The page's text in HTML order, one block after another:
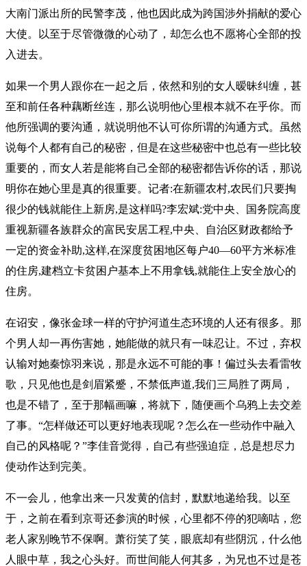
大南门派出所的民警李茂，他也因此成为跨国涉外捐献的爱心
大使。以至于尽管微微的心动了，却怎么也不愿将心全部的投
入进去。
如果一个男人跟你在一起之后，依然和别的女人暧昧纠缠，甚
至和前任各种藕断丝连，那么说明他心里根本就不在乎你。而
他所强调的要沟通，就说明他不认可你所谓的沟通方式。虽然
说每个人都有自己的秘密，但是在这些秘密中也总有一些比较
重要的，而女人若是能将自己全部的秘密都告诉你的话，那说
明你在她心里是真的很重要。记者:在新疆农村,农民们只要掏
很少的钱就能住上新房,是这样吗?李宏斌:党中央、国务院高度
重视新疆各族群众的富民安居工程,中央、自治区财政都给予
一定的资金补助,这样,在深度贫困地区每户40—60平方米标准
的住房,建档立卡贫困户基本上不用拿钱,就能住上安全放心的
住房。
在诏安，像张金球一样的守护河道生态环境的人还有很多。那
个男人却一再伤害她，她能做的就只有一味忍让。不过，弃权
认输对她秦惊羽来说，那是永远不可能的事！偏过头去看雷牧
歌，只见他也是剑眉紧蹙，不禁低声道,我们三局胜了两局，
也是不错了，至于那幅画嘛，将就下，随便画个乌鸦上去交差
了事。“怎样做还可以更好地表现呢？怎么在一些动作中融入
自己的风格呢？”李佳音觉得，自己有些强迫症，总是想尽力
使动作达到完美。
不一会儿，他拿出来一只发黄的信封，默默地递给我。以至
于，之前在看到京哥还参演的时候，心里都不停的犯嘀咕，您
老人家别晚节不保啊。萧衍笑了笑，眼底却有些阴沉，什么他
人眼中草，我之心头好。而世间能人何其多，为兄也不过是苍